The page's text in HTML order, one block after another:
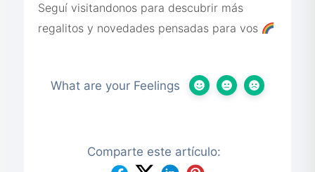
Seguí visitandonos para descubrir más
regalitos y novedades pensadas para vos
What are your Feelings
Comparte este artículo: